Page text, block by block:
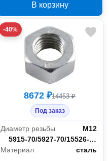
подголовником DIN 603,
00034145
В корзину
-40%
8672 ₽14453 ₽
Под заказ
Диаметр резьбы
М12
ГОСТ
5915-70/5927-70/15526-70
Материал
сталь